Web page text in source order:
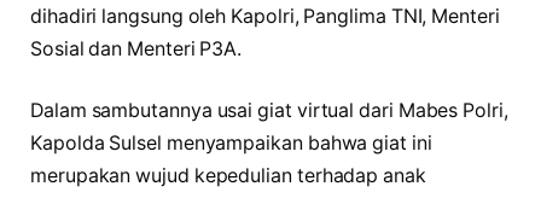
dihadiri langsung oleh Kapolri, Panglima TNI, Menteri
Sosial dan Menteri P3A.
Dalam sambutannya usai giat virtual dari Mabes Polri,
Kapolda Sulsel menyampaikan bahwa giat ini
merupakan wujud kepedulian terhadap anak